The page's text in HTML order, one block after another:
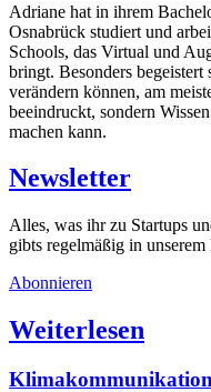
Adriane hat in ihrem
Osnabrück studiert und
Schools, das Virtual und
bringt. Besonders
verändern können, am
beeindruckt, sondern
machen kann.
Newsletter
Alles, was ihr zu Startups
gibts regelmäßig in
Abonnieren
Weiterlesen